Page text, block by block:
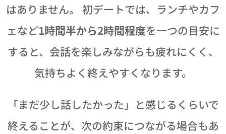
はありません。 初デートでは、ランチやカフ
ェなど1時間半から2時間程度を一つの目安に
すると、会話を楽しみながらも疲れにくく、
気持ちよく終えやすくなります。
「まだ少し話したかった」と感じるくらいで
終えることが、次の約束につながる場合もあ